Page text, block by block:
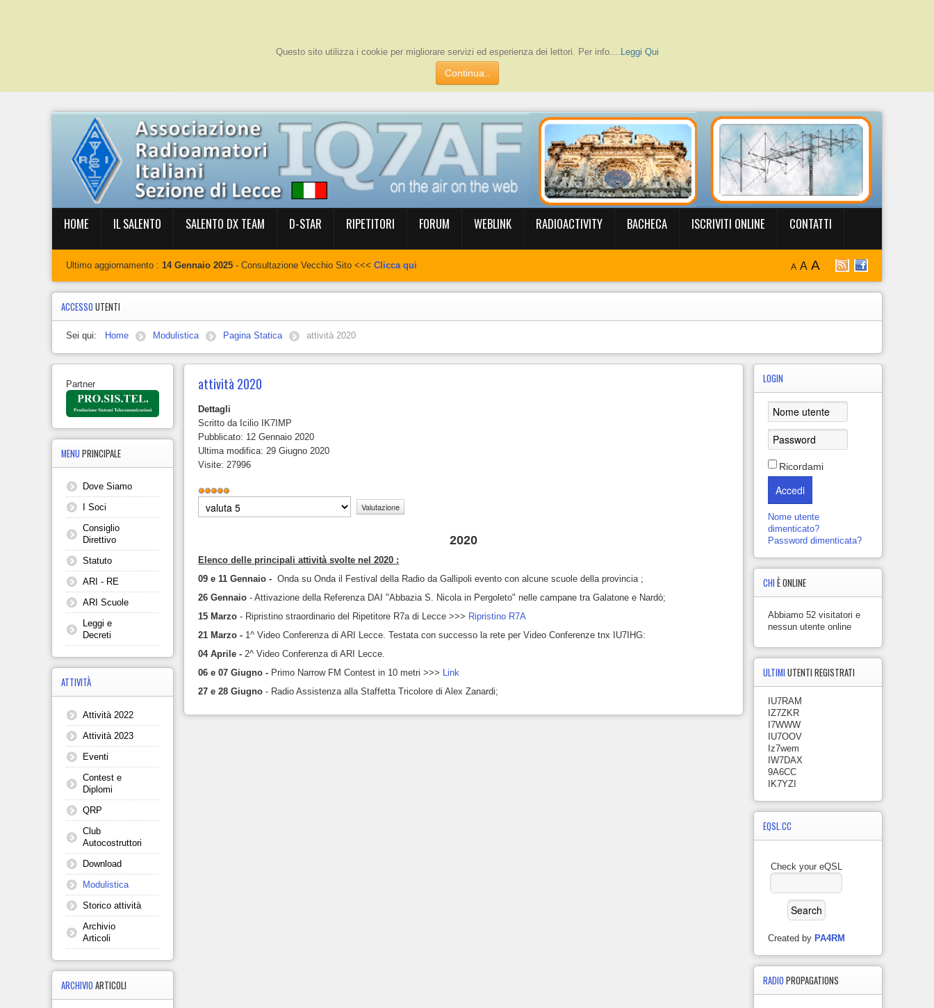
Questo sito utilizza i cookie per migliorare servizi ed esperienza dei lettori. Per info.... Leggi Qui
Continua..
HOME IL SALENTO SALENTO DX TEAM D-STAR RIPETITORI FORUM WEBLINK RADIOACTIVITY BACHECA ISCRIVITI ONLINE CONTATTI
Ultimo aggiornamento :14 Gennaio 2025 - Consultazione Vecchio Sito <<<Clicca qui A A A
ACCESSOUTENTI
Sei qui: Home Modulistica Pagina Statica attività 2020
attività 2020
Dettagli
Scritto da Icilio IK7IMP
Pubblicato: 12 Gennaio 2020
Ultima modifica: 29 Giugno 2020
Visite: 27996
Valutazione
attuale:
5/
Valuta
2020
Elenco delle principali attività svolte nel 2020 :
09 e 11 Gennaio -Onda su Onda il Festival della Radio da Gallipoli evento con alcune scuole della provincia ;
26 Gennaio - Attivazione della Referenza DAI "Abbazia S. Nicola in Pergoleto" nelle campane tra Galatone e Nardò;
15 Marzo - Ripristino straordinario del Ripetitore R7a di Lecce >>> Ripristino R7A
21 Marzo - 1^ Video Conferenza di ARI Lecce. Testata con successo la rete per Video Conferenze tnx IU7IHG:
04 Aprile - 2^ Video Conferenza di ARI Lecce.
06 e 07 Giugno - Primo Narrow FM Contest in 10 metri >>> Link
27 e 28 Giugno - Radio Assistenza alla Staffetta Tricolore di Alex Zanardi;
Partner
MENUPRINCIPALE
Dove Siamo
I Soci
Consiglio
Direttivo
Statuto
ARI - RE
ARI Scuole
Leggi e
Decreti
ATTIVITÀ
Attività 2022
Attività 2023
Eventi
Contest e
Diplomi
QRP
Club
Autocostruttori
Download
Modulistica
Storico attività
Archivio
Articoli
ARCHIVIOARTICOLI
LOGIN
Ricordami
Accedi
Nome utente
dimenticato?
Password dimenticata?
CHI È ONLINE
Abbiamo 52 visitatori e
nessun utente online
ULTIMI UTENTI REGISTRATI
IU7RAM
IZ7ZKR
I7WWW
IU7OOV
Iz7wem
IW7DAX
9A6CC
IK7YZI
EQSL.CC
Check your eQSL
Created by PA4RM
RADIO PROPAGATIONS